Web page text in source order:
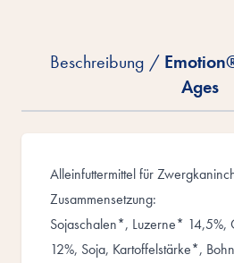
Beschreibung /
Ages
Alleinfuttermittel für
Zusammensetzung:
Sojaschalen*, Luzerne* 14,5%,
12%, Soja, Kartoffelstärke*,